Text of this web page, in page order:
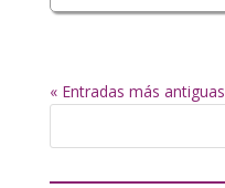
« Entradas más antiguas